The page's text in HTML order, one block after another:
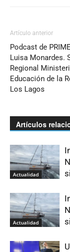
Artículo anterior
Podcast de
Luisa Monardes.
Regional
Educación de la
Los Lagos
Artículos
Actualidad
Actualidad